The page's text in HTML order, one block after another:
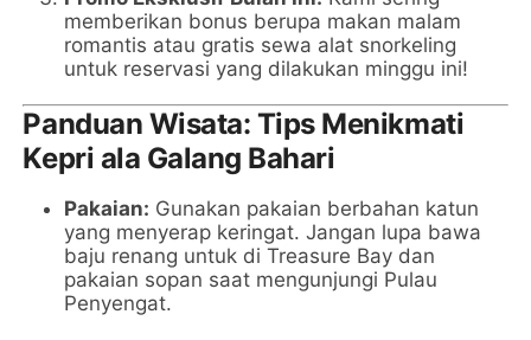
memberikan bonus berupa makan malam
romantis atau gratis sewa alat snorkeling
untuk reservasi yang dilakukan minggu ini!
Panduan Wisata: Tips Menikmati
Kepri ala Galang Bahari
Pakaian: Gunakan pakaian berbahan katun
yang menyerap keringat. Jangan lupa bawa
baju renang untuk di Treasure Bay dan
pakaian sopan saat mengunjungi Pulau
Penyengat.